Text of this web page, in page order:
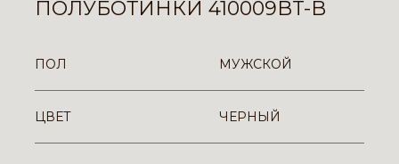
ПОЛУБОТИНКИ 410009BT-B
ПОЛ МУЖСКОЙ
ЦВЕТ ЧЕРНЫЙ